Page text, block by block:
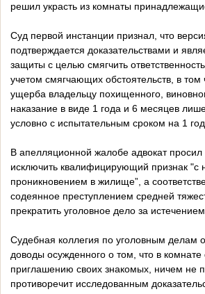
решил украсть из комнаты
Суд первой инстанции признал, что
подтверждается доказательствами и
защиты с целью смягчить
учетом смягчающих обстоятельств, в
ущерба владельцу похищенного,
наказание в виде 1 года и 6 месяцев
условно с испытательным сроком на 1 год.
В апелляционной жалобе адвокат просил
исключить квалифицирующий признак "с
проникновением в жилище”, а
содеянное преступлением средней
прекратить уголовное дело за
Судебная коллегия по уголовным делам
доводы осужденного о том, что в
приглашению своих знакомых, ничем не
противоречит исследованным